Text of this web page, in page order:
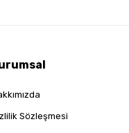
Sözleşmesi